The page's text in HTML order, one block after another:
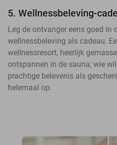
5. Wellnessbeleving-
Leg de ontvanger eens goed in
wellnessbeleving als cadeau.
wellnessresort, heerlijk
ontspannen in de sauna; wie
prachtige belevenis als
helemaal op.